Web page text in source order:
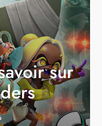
sur